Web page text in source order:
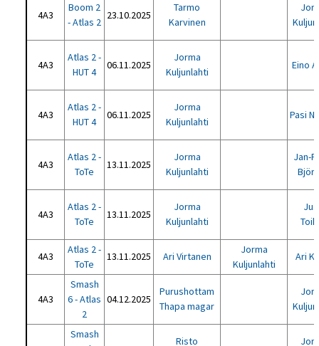
4A3
Boom 2
- Atlas 2
23.10.2025
Tarmo
Karvinen
4A3
Atlas 2 -
HUT 4
06.11.2025
Jorma
Kuljunlahti
Eino
4A3
Atlas 2 -
HUT 4
06.11.2025
Jorma
Kuljunlahti
Pasi
4A3
Atlas 2 -
ToTe
13.11.2025
Jorma
Kuljunlahti
Jan-
4A3
Atlas 2 -
ToTe
13.11.2025
Jorma
Kuljunlahti
4A3
Atlas 2 -
ToTe
13.11.2025 Ari Virtanen
Jorma
Kuljunlahti
Ari
4A3
Smash
6 - Atlas
2
04.12.2025
Purushottam
Thapa magar
Smash
Risto